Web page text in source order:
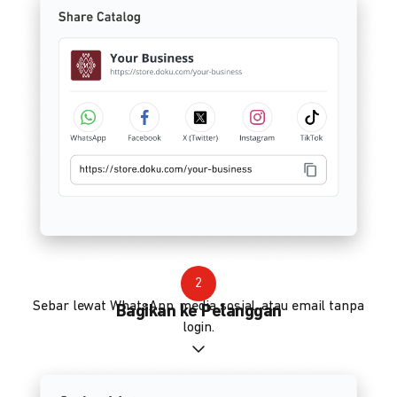
2
Bagikan ke Pelanggan
Sebar lewat WhatsApp, media sosial, atau email tanpa
login.